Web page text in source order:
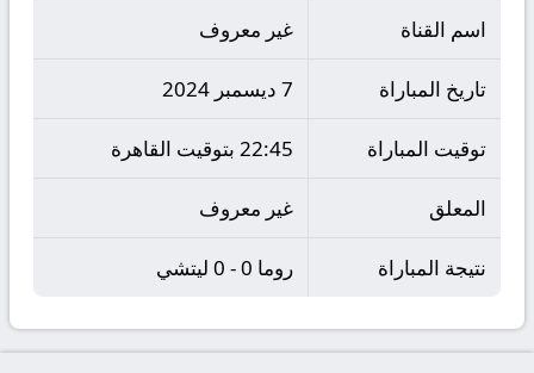
اسم القناة غير معروف
تاريخ المباراة 7 ديسمبر 2024
توقيت المباراة 22:45 بتوقيت القاهرة
المعلق غير معروف
نتيجة المباراة روما 0 - 0 ليتشي